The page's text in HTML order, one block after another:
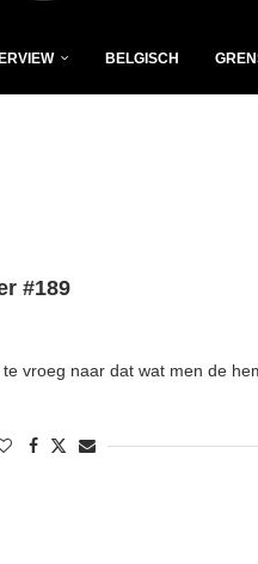
BELGISCH
#189
vroeg naar dat wat men de